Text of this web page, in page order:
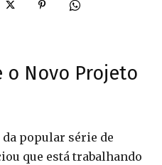
o Novo Projeto
popular série de
que está trabalhando